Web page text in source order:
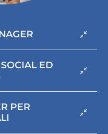
ED
PER